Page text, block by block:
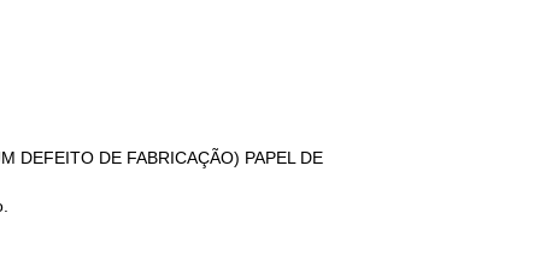
DEFEITO DE FABRICAÇÃO) PAPEL DE